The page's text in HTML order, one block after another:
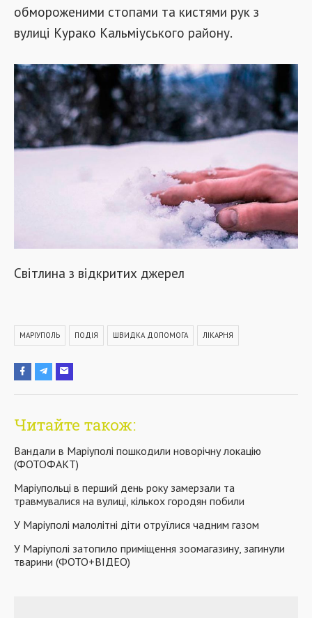
обмороженими стопами та кистями рук з
вулиці Курако Кальміуського району.
Світлина з відкритих джерел
МАРІУПОЛЬ ПОДІЯ ШВИДКА ДОПОМОГА ЛІКАРНЯ
Читайте також:
Вандали в Маріуполі пошкодили новорічну локацію
(ФОТОФАКТ)
Маріупольці в перший день року замерзали та
травмувалися на вулиці, кількох городян побили
У Маріуполі малолітні діти отруїлися чадним газом
У Маріуполі затопило приміщення зоомагазину, загинули
тварини (ФОТО+ВІДЕО)